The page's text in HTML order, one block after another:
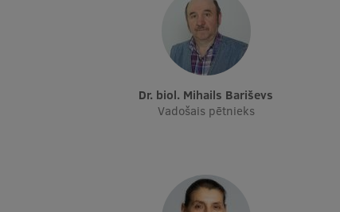
Dr. biol. Mihails Bariševs
Vadošais pētnieks